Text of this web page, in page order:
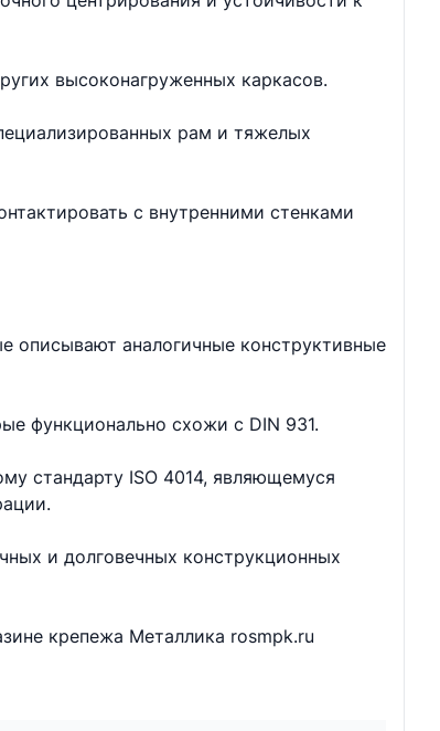
высоконагруженных каркасов.
рам и тяжелых
с внутренними стенками
описывают аналогичные конструктивные
функционально схожи с DIN 931.
стандарту ISO 4014, являющемуся
и долговечных конструкционных
крепежа Металлика rosmpk.ru